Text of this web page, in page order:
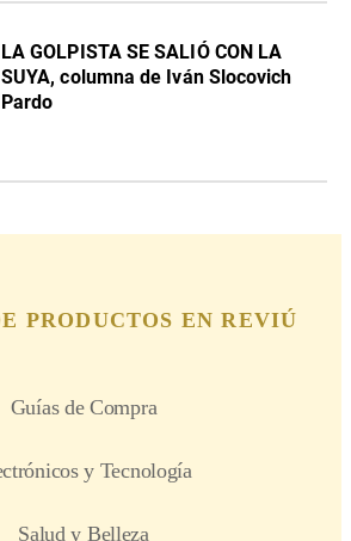
LA GOLPISTA SE SALIÓ CON LA
SUYA, columna de Iván Slocovich
Pardo